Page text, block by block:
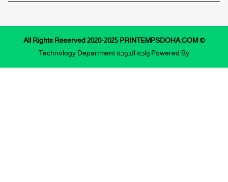
© All Rights Reserved 2020-2025 PRINTEMPSDOHA.COM
Powered By واحة الدوحة